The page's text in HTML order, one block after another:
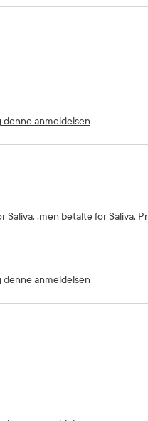
denne anmeldelsen
,men betalte for Saliva.
denne anmeldelsen